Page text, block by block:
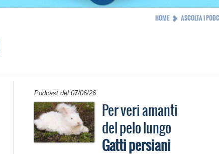
HOME ASCOLTA I
Podcast del 07/06/26
Per veri amanti
del pelo lungo
Gatti persiani